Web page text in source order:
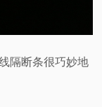
隔断条很巧妙地